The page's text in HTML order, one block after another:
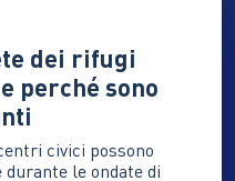
dei rifugi
perché sono
civici possono
le ondate di